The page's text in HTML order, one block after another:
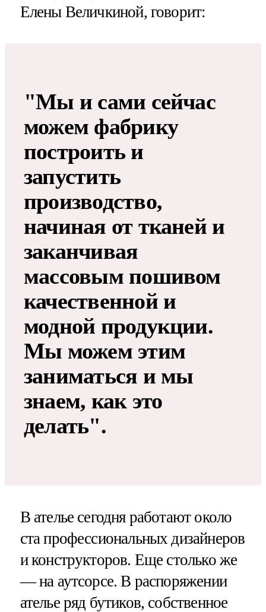
Елены Величкиной, говорит:
"Мы и сами сейчас
можем фабрику
построить и
запустить
производство,
начиная от тканей и
заканчивая
массовым пошивом
качественной и
модной продукции.
Мы можем этим
заниматься и мы
знаем, как это
делать".
В ателье сегодня работают около
ста профессиональных дизайнеров
и конструкторов. Еще столько же
— на аутсорсе. В распоряжении
ателье ряд бутиков, собственное